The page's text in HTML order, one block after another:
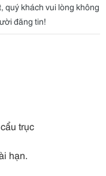
quý khách vui lòng không
đăng tin!
trục
hạn.